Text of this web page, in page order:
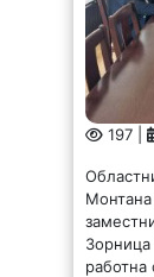
197 |